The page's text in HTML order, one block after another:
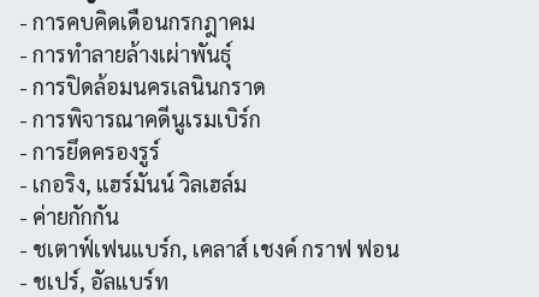
- การคบคิดเดือนกรกฎาคม
- การทำลายล้างเผ่าพันธุ์
- การปิดล้อมนครเลนินกราด
- การพิจารณาคดีนูเรมเบิร์ก
- การยึดครองรูร์
- เกอริง, แฮร์มันน์ วิลเฮล์ม
- ค่ายกักกัน
- ชเตาฟ์เฟนแบร์ก, เคลาส์ เชงค์ กราฟ ฟอน
- ชเปร์, อัลแบร์ท